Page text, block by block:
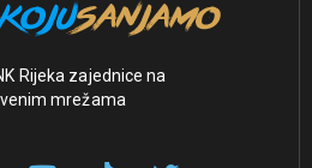
Rijeka zajednice na
mrežama